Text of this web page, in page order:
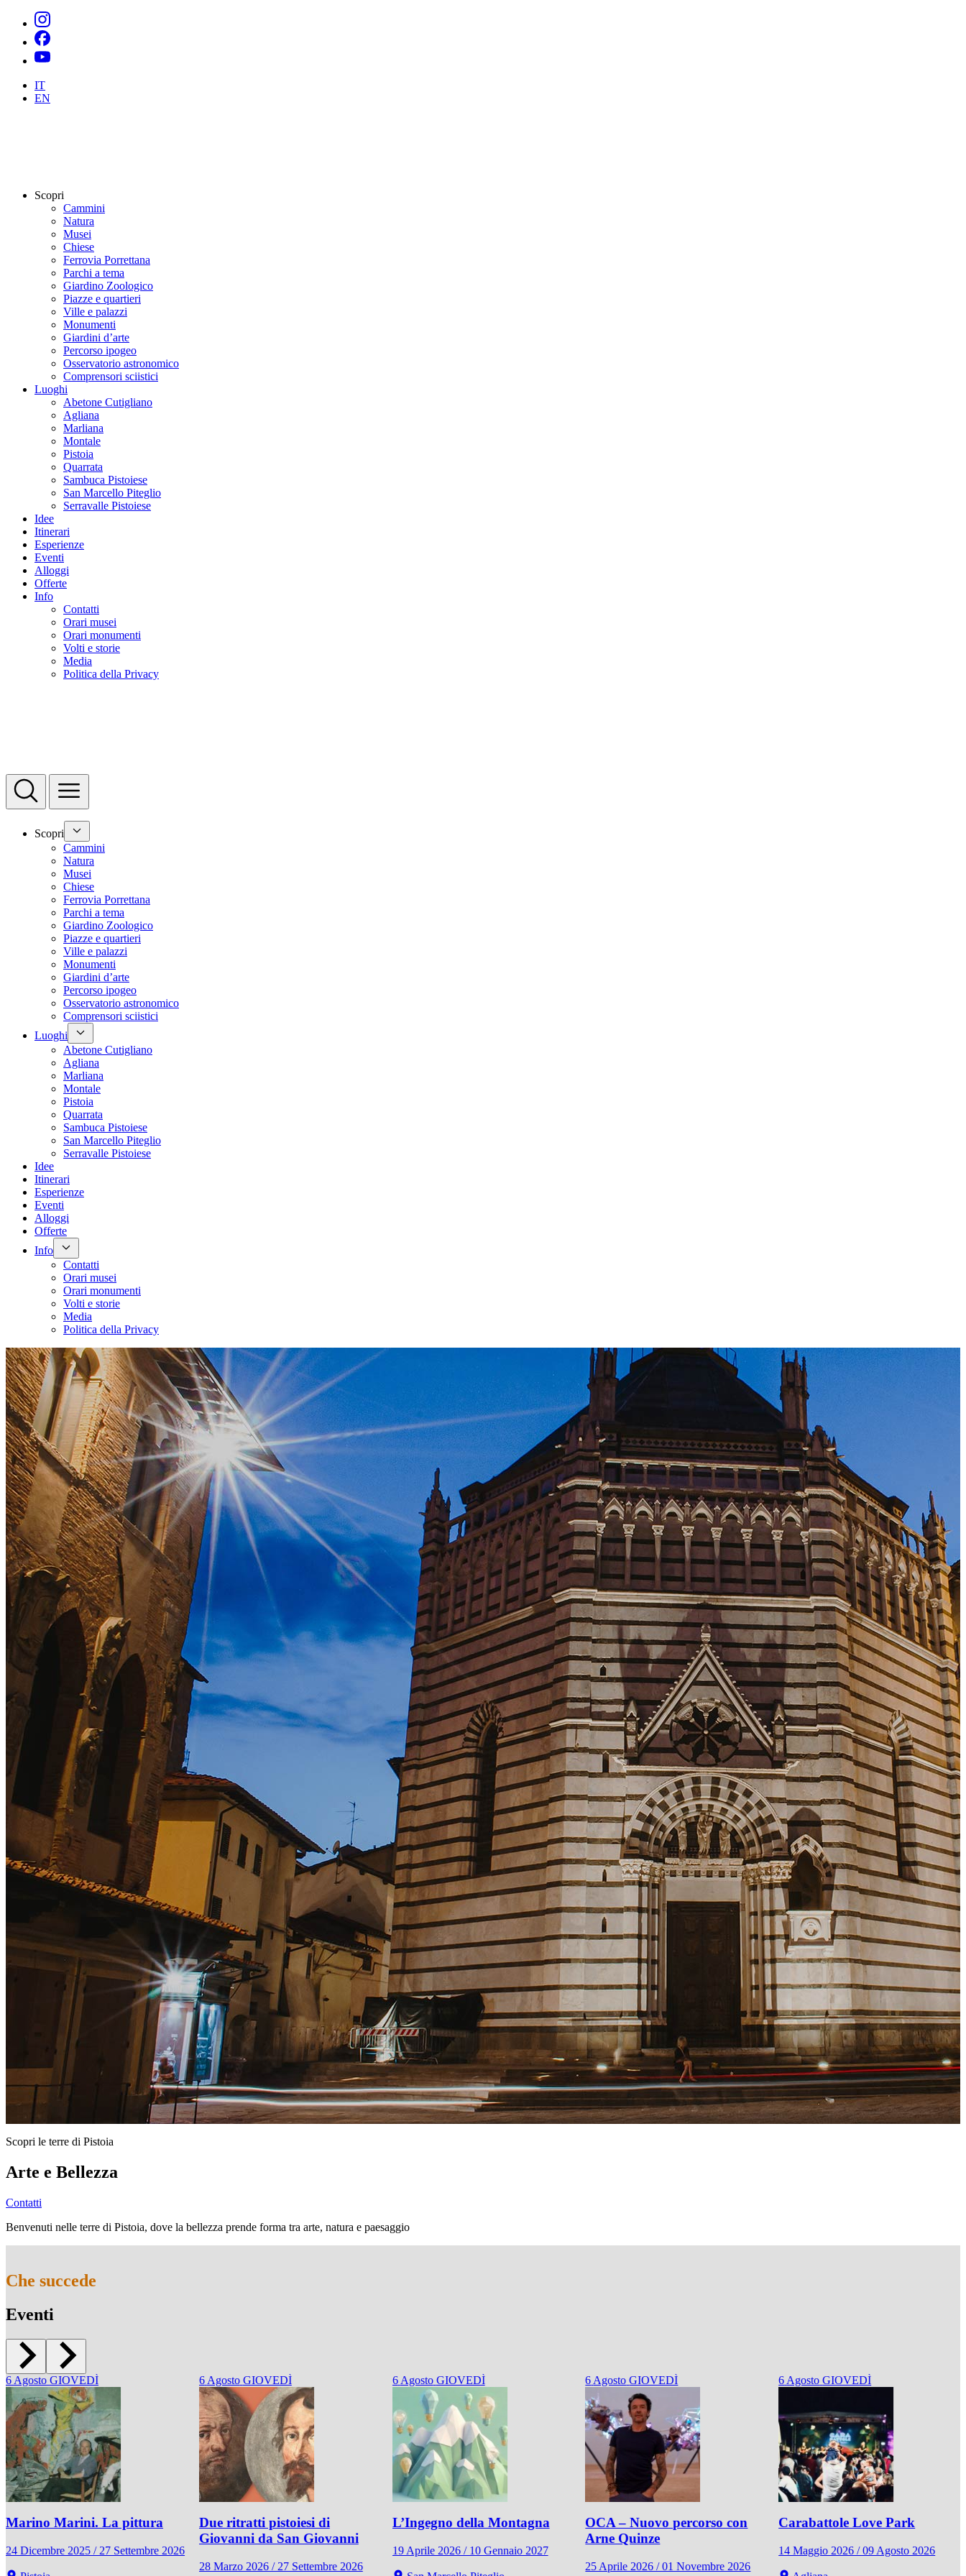
IT
EN
Scopri
Cammini
Natura
Musei
Chiese
Ferrovia Porrettana
Parchi a tema
Giardino Zoologico
Piazze e quartieri
Ville e palazzi
Monumenti
Giardini d’arte
Percorso ipogeo
Osservatorio astronomico
Comprensori sciistici
Luoghi
Abetone Cutigliano
Agliana
Marliana
Montale
Pistoia
Quarrata
Sambuca Pistoiese
San Marcello Piteglio
Serravalle Pistoiese
Idee
Itinerari
Esperienze
Eventi
Alloggi
Offerte
Info
Contatti
Orari musei
Orari monumenti
Volti e storie
Media
Politica della Privacy
Scopri
Cammini
Natura
Musei
Chiese
Ferrovia Porrettana
Parchi a tema
Giardino Zoologico
Piazze e quartieri
Ville e palazzi
Monumenti
Giardini d’arte
Percorso ipogeo
Osservatorio astronomico
Comprensori sciistici
Luoghi
Abetone Cutigliano
Agliana
Marliana
Montale
Pistoia
Quarrata
Sambuca Pistoiese
San Marcello Piteglio
Serravalle Pistoiese
Idee
Itinerari
Esperienze
Eventi
Alloggi
Offerte
Info
Contatti
Orari musei
Orari monumenti
Volti e storie
Media
Politica della Privacy
Scopri le terre di Pistoia
Arte e Bellezza
Contatti
Benvenuti nelle terre di Pistoia, dove la bellezza prende forma tra arte, natura e paesaggio
Che succede
Eventi
6 Agosto GIOVEDÌ
Marino Marini. La pittura
24 Dicembre 2025 / 27 Settembre 2026
6 Agosto GIOVEDÌ
Due ritratti pistoiesi di
Giovanni da San Giovanni
28 Marzo 2026 / 27 Settembre 2026
6 Agosto GIOVEDÌ
L’Ingegno della Montagna
19 Aprile 2026 / 10 Gennaio 2027
6 Agosto GIOVEDÌ
OCA – Nuovo percorso con
Arne Quinze
25 Aprile 2026 / 01 Novembre 2026
6 Agosto GIOVEDÌ
Carabattole Love Park
14 Maggio 2026 / 09 Agosto 2026